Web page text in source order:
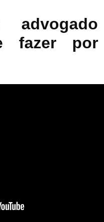
fazer por